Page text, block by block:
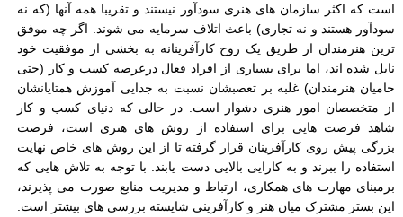
است که اکثر سازمان های هنری سودآور نیستند و تقریبا همه آنها (که نه
سودآور هستند و نه تجاری) باعث اتلاف سرمایه می شوند. اگر چه موفق
ترین هنرمندان از طریق یک روح کارآفرینانه به بخشی از موفقیت خود
نایل شده اند، اما برای بسیاری از افراد فعال درعرصه کسب و کار (حتی
حامیان هنرمندان) غلبه بر تعصبشان نسبت به جدایی آموزش همتایانشان
از متخصصان امور هنری دشوار است. در حالی که دنیای کسب و کار
شاهد فرصت هایی برای استفاده از روش های هنری است، فرصت
بزرگی پیش روی کارآفرینان قرار گرفته تا از این روش های خاص نهایت
استفاده را ببرند و به کارایی بالایی دست یابند. با توجه به تلاش هایی که
برمبنای مهارت های همکاری، ارتباط و مدیریت منابع صورت می پذیرند،
این بستر مشترک میان هنر و کارآفرینی شایسته بررسی های بیشتر است.